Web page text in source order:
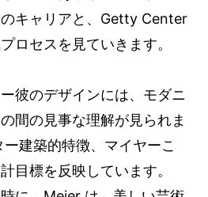
キャリアと、Getty Center
ロセスを見ていきます。
彼のデザインには、モダニ
間の見事な理解が見られま
建築的特徴、マイヤーこ
目標を反映しています。